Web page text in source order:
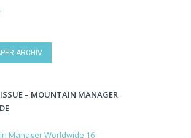
ARCHIV
– MOUNTAIN MANAGER